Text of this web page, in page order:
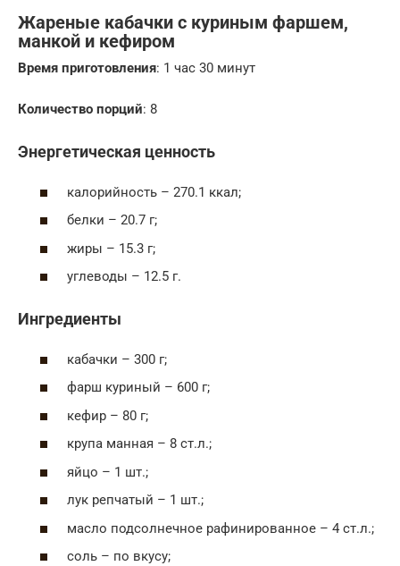
Жареные кабачки с куриным фаршем,
манкой и кефиром
Время приготовления: 1 час 30 минут
Количество порций: 8
Энергетическая ценность
калорийность – 270.1 ккал;
белки – 20.7 г;
жиры – 15.3 г;
углеводы – 12.5 г.
Ингредиенты
кабачки – 300 г;
фарш куриный – 600 г;
кефир – 80 г;
крупа манная – 8 ст.л.;
яйцо – 1 шт.;
лук репчатый – 1 шт.;
масло подсолнечное рафинированное – 4 ст.л.;
соль – по вкусу;